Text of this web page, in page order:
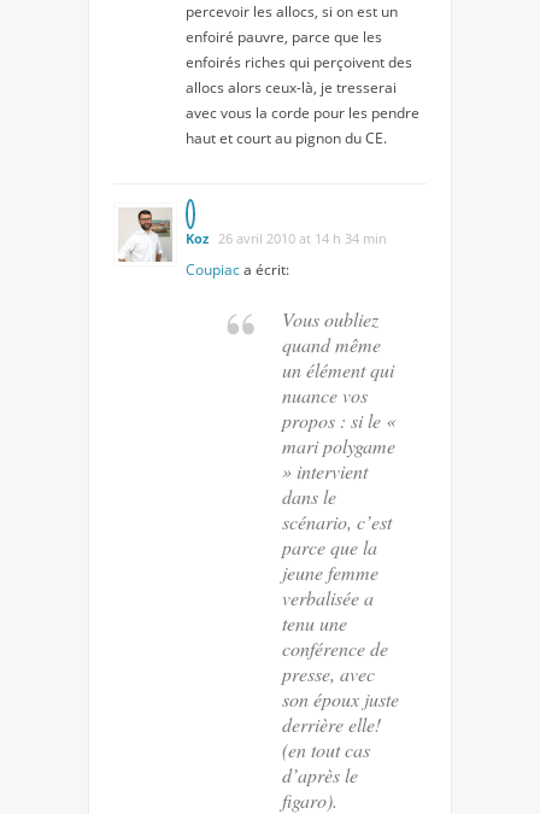
percevoir les allocs, si on est un
enfoiré pauvre, parce que les
enfoirés riches qui perçoivent des
allocs alors ceux-là, je tresserai
avec vous la corde pour les pendre
haut et court au pignon du CE.
Koz 26 avril 2010 at 14 h 34 min
Coupiaca écrit:
Vous oubliez
quand même
un élément qui
nuance vos
propos : si le «
mari polygame
» intervient
dans le
scénario, c’est
parce que la
jeune femme
verbalisée a
tenu une
conférence de
presse, avec
son époux juste
derrière elle!
(en tout cas
d’après le
figaro).